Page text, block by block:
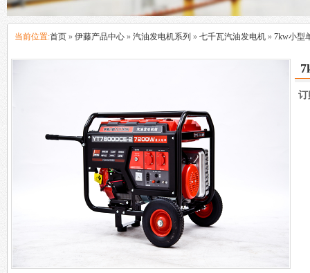
当前位置:首页 » 伊藤产品中心 » 汽油发电机系列 » 七千瓦汽油发电机 » 7kw小型
订